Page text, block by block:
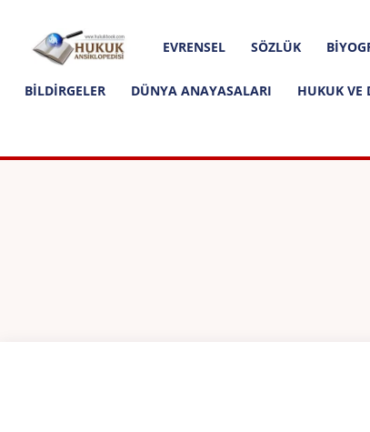
Hukuk
Ansiklopedisi
EVRENSEL SÖZLÜK
BILDIRGELER DÜNYA ANAYASALARI HUKUK VE